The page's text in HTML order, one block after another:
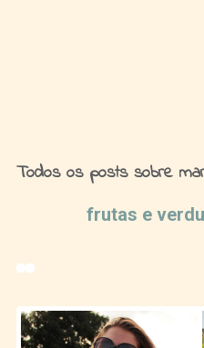
Todos os posts sobre
frutas e